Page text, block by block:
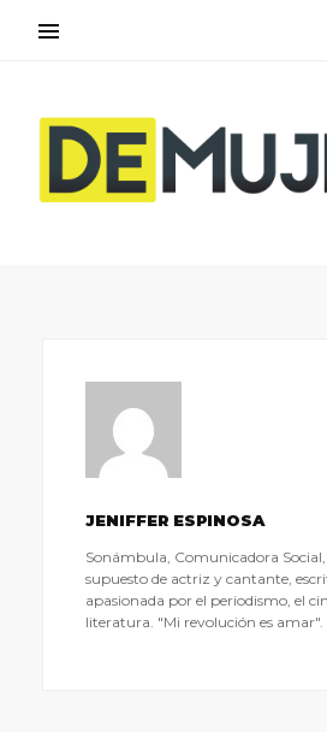
JENIFFER ESPINOSA
Sonámbula, Comunicadora
supuesto de actriz y cantante,
apasionada por el periodismo, el
literatura. "Mi revolución es amar".